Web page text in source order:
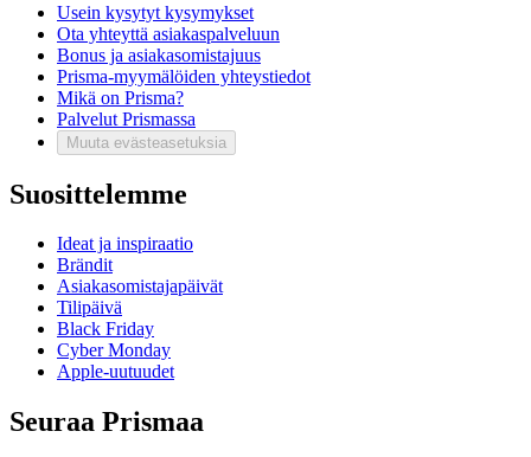
Usein kysytyt kysymykset
Ota yhteyttä asiakaspalveluun
Bonus ja asiakasomistajuus
Prisma-myymälöiden yhteystiedot
Mikä on Prisma?
Palvelut Prismassa
Muuta evästeasetuksia
Suosittelemme
Ideat ja inspiraatio
Brändit
Asiakasomistajapäivät
Tilipäivä
Black Friday
Cyber Monday
Apple-uutuudet
Seuraa Prismaa